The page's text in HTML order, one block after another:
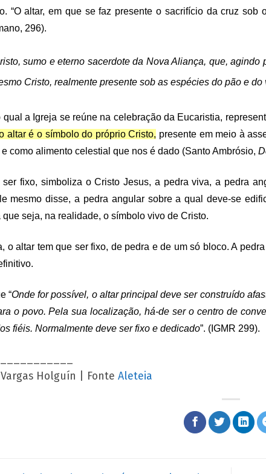
“O altar, em que se faz presente o sacrifício da cruz
296).
sumo e eterno sacerdote da Nova Aliança, que,
Cristo, realmente presente sob as espécies do pão e
qual a Igreja se reúne na celebração da Eucaristia,
altar é o símbolo do próprio Cristo, presente em meio à
como alimento celestial que nos é dado (Santo Ambrósio,
ser fixo, simboliza o Cristo Jesus, a pedra viva, a pedra
mesmo disse, a pedra angular sobre a qual deve-se
que seja, na realidade, o símbolo vivo de Cristo.
o altar tem que ser fixo, de pedra e de um só bloco. A
“Onde for possível, o altar principal deve ser construído
o povo. Pela sua localização, há-de ser o centro de
fiéis. Normalmente deve ser fixo e dedicado”. (IGMR 299).
Holguín | Fonte Aleteia